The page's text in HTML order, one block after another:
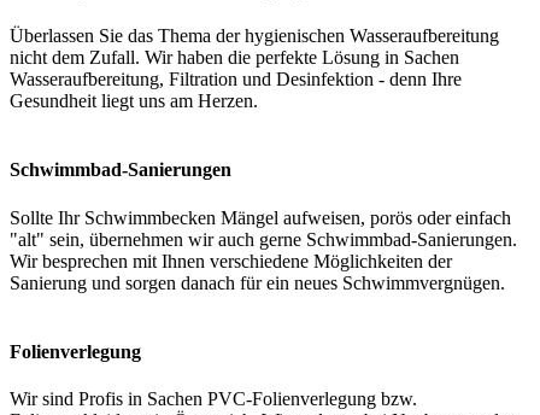
Überlassen Sie das Thema der hygienischen Wasseraufbereitung
nicht dem Zufall. Wir haben die perfekte Lösung in Sachen
Wasseraufbereitung, Filtration und Desinfektion - denn Ihre
Gesundheit liegt uns am Herzen.
Schwimmbad-Sanierungen
Sollte Ihr Schwimmbecken Mängel aufweisen, porös oder einfach
"alt" sein, übernehmen wir auch gerne Schwimmbad-Sanierungen.
Wir besprechen mit Ihnen verschiedene Möglichkeiten der
Sanierung und sorgen danach für ein neues Schwimmvergnügen.
Folienverlegung
Wir sind Profis in Sachen PVC-Folienverlegung bzw.